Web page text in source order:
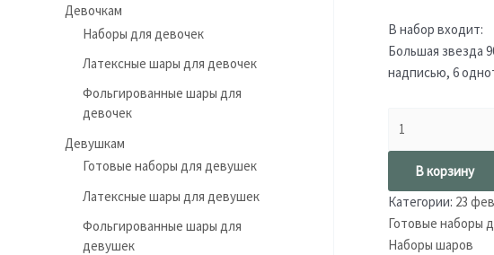
Девочкам
Наборы для девочек
Латексные шары для девочек
Фольгированные шары для
девочек
Девушкам
Готовые наборы для девушек
Латексные шары для девушек
Фольгированные шары для
девушек
В набор входит:
Большая звезда
надписью, 6
В корзину
Категории: 23
Готовые наборы
Наборы шаров